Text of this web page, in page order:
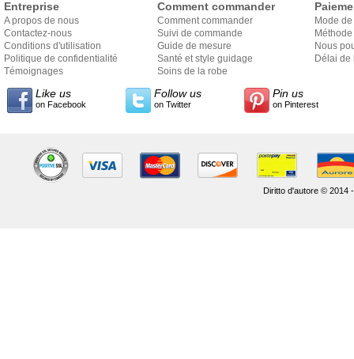
Entreprise
A propos de nous
Contactez-nous
Conditions d'utilisation
Politique de confidentialité
Témoignages
Comment commander
Comment commander
Suivi de commande
Guide de mesure
Santé et style guidage
Soins de la robe
Mode
Nous
Délai de
Like us
on Facebook
Follow us
on Twitter
Pin us
on Pinterest
Diritto d'autore © 2014